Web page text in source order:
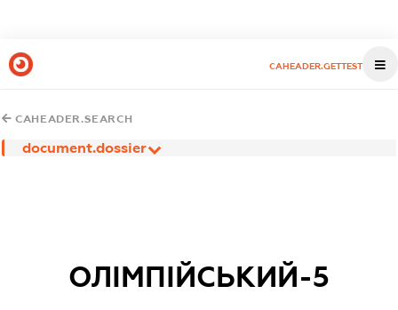
CAHEADER.GETTEST
CAHEADER.SEARCH
document.dossier
ОЛІМПІЙСЬКИЙ-5